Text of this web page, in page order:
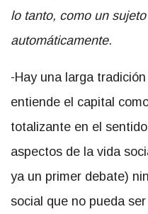
lo tanto, como un
automáticamente.
-Hay una larga
entiende el capital
totalizante en el
aspectos de la vida
ya un primer debate)
social que no pueda